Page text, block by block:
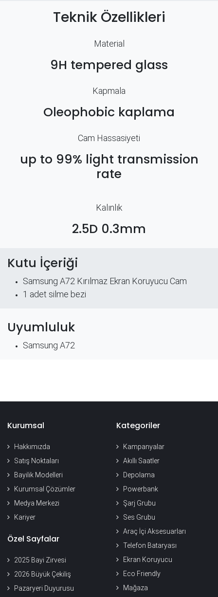
Teknik Özellikleri
Material
9H tempered glass
Kapmala
Oleophobic kaplama
Cam Hassasiyeti
up to 99% light transmission
rate
Kalınlık
2.5D 0.3mm
Kutu İçeriği
Samsung A72 Kırılmaz Ekran Koruyucu Cam
​1 adet silme bezi
Uyumluluk
Samsung A72
Kurumsal
Hakkımızda
Satış Noktaları
Bayilik Modelleri
Kurumsal Çözümler
Medya Merkezi
Kariyer
Özel Sayfalar
2025 Bayi Zirvesi
2026 Büyük Çekiliş
Pazaryeri Duyurusu
Kategoriler
Kampanyalar
Akıllı Saatler
Depolama
Powerbank
Şarj Grubu
Ses Grubu
Araç İçi Aksesuarları
Telefon Bataryası
Ekran Koruyucu
Eco Friendly
Mağaza